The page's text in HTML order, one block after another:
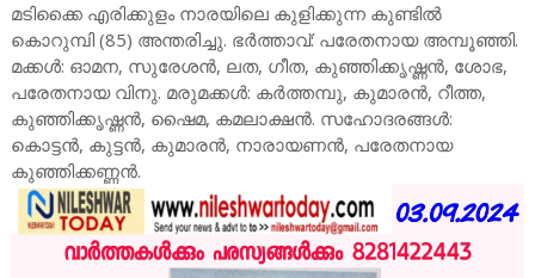
മടിക്കൈ എരിക്കുളം നാരയിലെ കുളിക്കുന്ന കുണ്ടിൽ
കൊറുമ്പി (85) അന്തരിച്ചു. ഭർത്താവ്: പരേതനായ അമ്പൂഞ്ഞി.
മക്കൾ: ഓമന, സുരേശൻ, ലത, ഗീത, കുഞ്ഞിക്കൃഷ്ണൻ, ശോഭ,
പരേതനായ വിനു. മരുമക്കൾ: കർത്തമ്പു, കുമാരൻ, റീത്ത,
കുഞ്ഞിക്കൃഷ്ണൻ, ഷൈമ, കമലാക്ഷൻ. സഹോദരങ്ങൾ:
കൊട്ടൻ, കുട്ടൻ, കുമാരൻ, നാരായണൻ, പരേതനായ
കുഞ്ഞിക്കണ്ണൻ.